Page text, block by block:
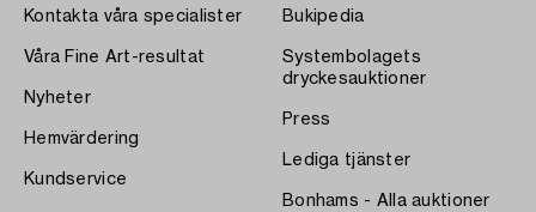
Kontakta våra specialister
Våra Fine Art-resultat
Nyheter
Hemvärdering
Kundservice
Bukipedia
Systembolagets
dryckesauktioner
Press
Lediga tjänster
Bonhams - Alla auktioner